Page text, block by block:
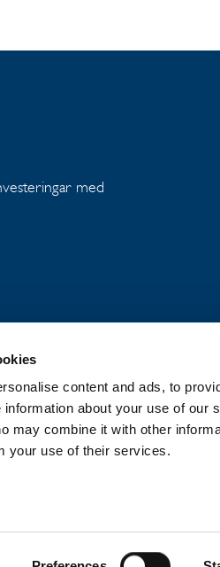
content and ads, to
about your use of our
may combine it with other
your use of their services.
med
NYHETER